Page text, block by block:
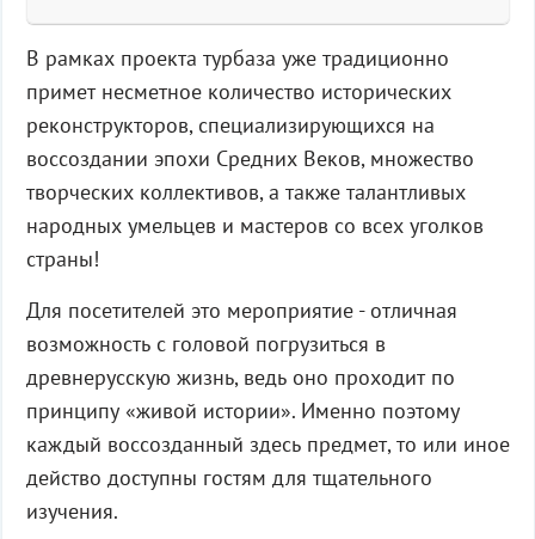
В рамках проекта турбаза уже традиционно
примет несметное количество исторических
реконструкторов, специализирующихся на
воссоздании эпохи Средних Веков, множество
творческих коллективов, а также талантливых
народных умельцев и мастеров со всех уголков
страны!
Для посетителей это мероприятие - отличная
возможность с головой погрузиться в
древнерусскую жизнь, ведь оно проходит по
принципу «живой истории». Именно поэтому
каждый воссозданный здесь предмет, то или иное
действо доступны гостям для тщательного
изучения.